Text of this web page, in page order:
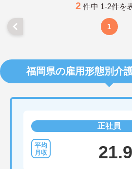
2 件中 1-2件を
1
福岡県の雇用形態別介
正社員
21.9